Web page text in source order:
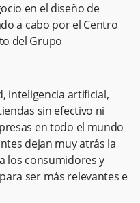
en el diseño de
a cabo por el Centro
del Grupo
inteligencia artificial,
sin efectivo ni
en todo el mundo
dejan muy atrás la
los consumidores y
ser más relevantes e